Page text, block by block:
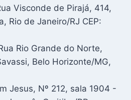
Visconde de Pirajá, 414,
Rio de Janeiro/RJ CEP:
Rio Grande do Norte,
Belo Horizonte/MG,
Jesus, Nº 212, sala 1904 -